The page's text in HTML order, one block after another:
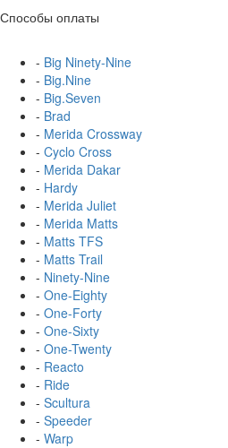
Способы оплаты
- Big Ninety-Nine
- Big.Nine
- Big.Seven
- Brad
- Merida Crossway
- Cyclo Cross
- Merida Dakar
- Hardy
- Merida Juliet
- Merida Matts
- Matts TFS
- Matts Trail
- Ninety-Nine
- One-Eighty
- One-Forty
- One-Sixty
- One-Twenty
- Reacto
- Ride
- Scultura
- Speeder
- Warp